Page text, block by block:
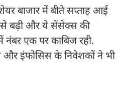
बाजार में बीते सप्ताह आई
से बढ़ी और ये सेंसेक्स की
नंबर एक पर काबिज रही.
और इंफोसिस के निवेशकों ने भी